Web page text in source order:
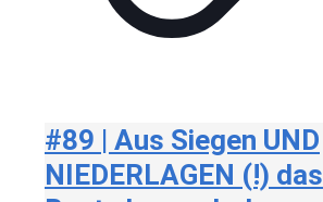
#89 | Aus Siegen UND
NIEDERLAGEN (!) das